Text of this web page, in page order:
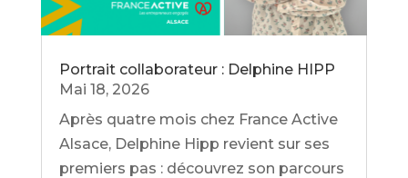
Portrait collaborateur : Delphine HIPP
Mai 18, 2026
Après quatre mois chez France Active
Alsace, Delphine Hipp revient sur ses
premiers pas : découvrez son parcours